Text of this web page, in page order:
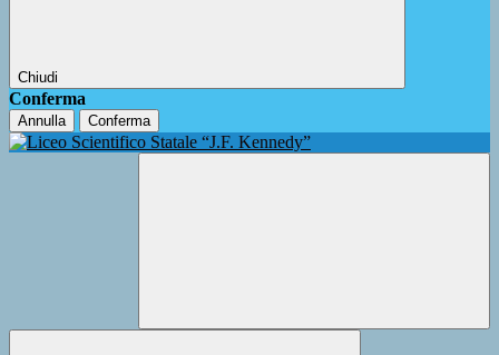
Chiudi
Conferma
Annulla Conferma